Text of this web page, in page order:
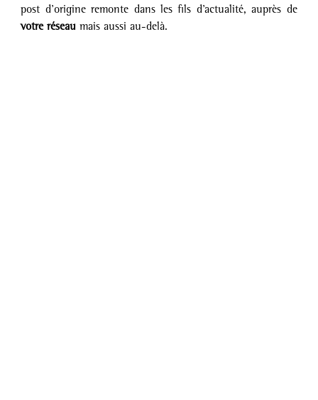
post d’origine remonte dans les fils d’actualité, auprès de
votre réseau mais aussi au-delà.